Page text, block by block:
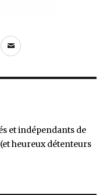
E-
et indépendants de
heureux détenteurs